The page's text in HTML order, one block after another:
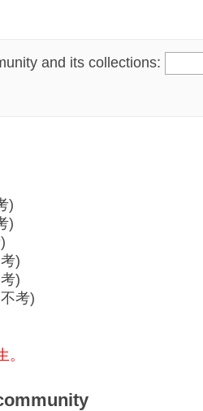
and its collections:
)
)
)
)
考)